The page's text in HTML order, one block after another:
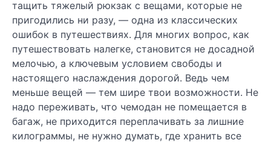
тащить тяжелый рюкзак с вещами, которые не
пригодились ни разу, — одна из классических
ошибок в путешествиях. Для многих вопрос, как
путешествовать налегке, становится не досадной
мелочью, а ключевым условием свободы и
настоящего наслаждения дорогой. Ведь чем
меньше вещей — тем шире твои возможности. Не
надо переживать, что чемодан не помещается в
багаж, не приходится переплачивать за лишние
килограммы, не нужно думать, где хранить все